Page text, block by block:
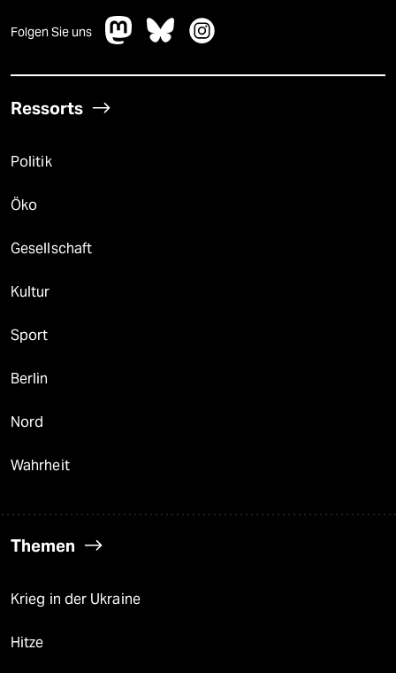
Folgen Sie uns
Ressorts
Politik
Öko
Gesellschaft
Kultur
Sport
Berlin
Nord
Wahrheit
Themen
Krieg in der Ukraine
Hitze